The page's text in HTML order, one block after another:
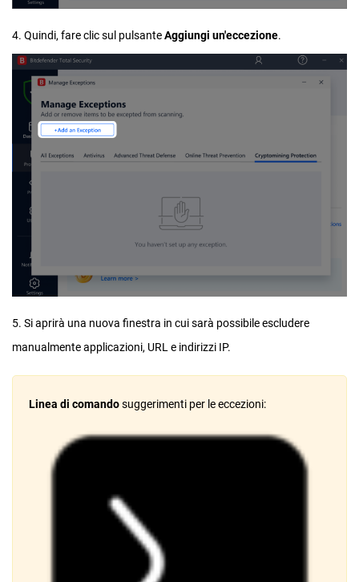
4. Quindi, fare clic sul pulsanteAggiungi un'eccezione.
5. Si aprirà una nuova finestra in cui sarà possibile escludere
manualmente applicazioni, URL e indirizzi IP.
Linea di comandosuggerimenti per le eccezioni: